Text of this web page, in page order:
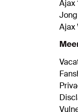
Ajax
Ajax